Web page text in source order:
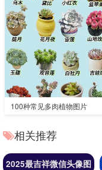
100种常见多肉植物图片
相关推荐
2025最吉祥微信头像图